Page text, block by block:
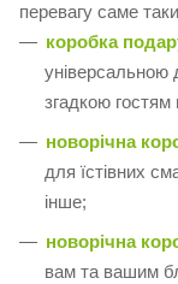
перевагу саме
коробка
універсальною
згадкою гостям
новорічна
для їстівних
інше;
новорічна
вам та вашим